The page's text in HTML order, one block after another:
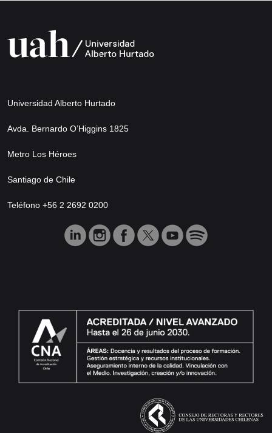
Universidad Alberto Hurtado
Avda. Bernardo O’Higgins 1825
Metro Los Héroes
Santiago de Chile
Teléfono +56 2 2692 0200